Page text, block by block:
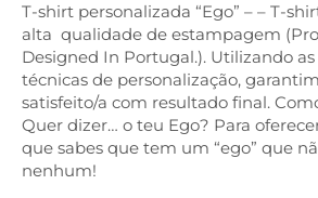
T-shirt personalizada “Ego” – – T-
alta qualidade de estampagem
Designed In Portugal.). Utilizando
técnicas de personalização,
satisfeito/a com resultado final.
Quer dizer… o teu Ego? Para
que sabes que tem um “ego” que
nenhum!